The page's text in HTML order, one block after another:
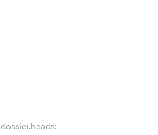
dossier.heads: